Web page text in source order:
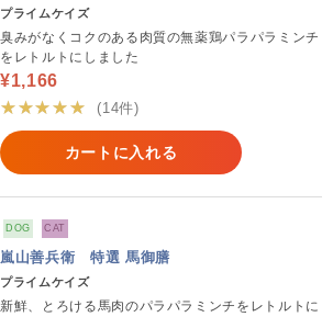
プライムケイズ
臭みがなくコクのある肉質の無薬鶏パラパラミンチ
をレトルトにしました
¥1,166
★★★★★
(14件)
カートに入れる
DOG CAT
嵐山善兵衛 特選 馬御膳
プライムケイズ
新鮮、とろける馬肉のパラパラミンチをレトルトに